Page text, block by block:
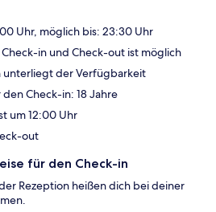
Uhr, möglich bis: 23:30 Uhr
in und Check-out ist möglich
unterliegt der Verfügbarkeit
Check-in: 18 Jahre
um 12:00 Uhr
out
für den Check-in
Rezeption heißen dich bei deiner